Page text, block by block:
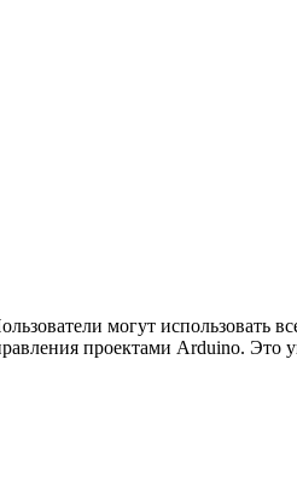
могут использовать
проектами Arduino.